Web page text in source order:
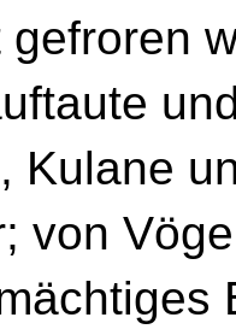
gefroren
Kulane
von